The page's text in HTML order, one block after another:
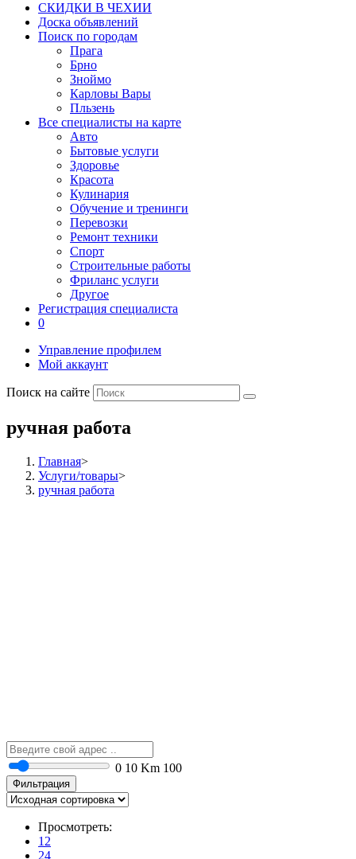
СКИДКИ В ЧЕХИИ
Доска объявлений
Поиск по городам
Прага
Брно
Зноймо
Карловы Вары
Пльзень
Все специалисты на карте
Авто
Бытовые услуги
Здоровье
Красота
Кулинария
Обучение и тренинги
Перевозки
Ремонт техники
Спорт
Строительные работы
Фриланс услуги
Другое
Регистрация специалиста
0
Управление профилем
Мой аккаунт
Поиск на сайте
ручная работа
Главная>
Услуги/товары>
ручная работа
0 10 Km 100
Фильтрация
Просмотреть:
12
24